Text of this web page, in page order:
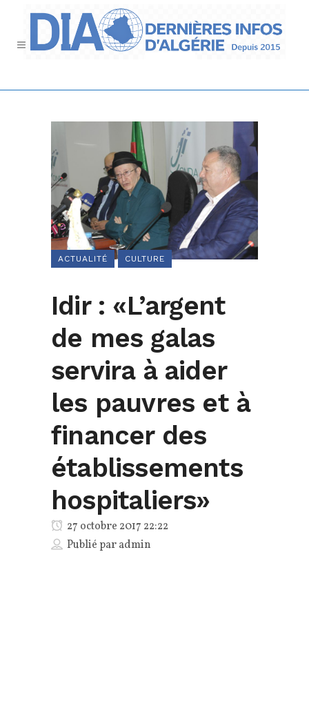
ACTUALITÉ CULTURE
Idir : «L’argent
de mes galas
servira à aider
les pauvres et à
financer des
établissements
hospitaliers»
27 octobre 2017 22:22
Publié paradmin